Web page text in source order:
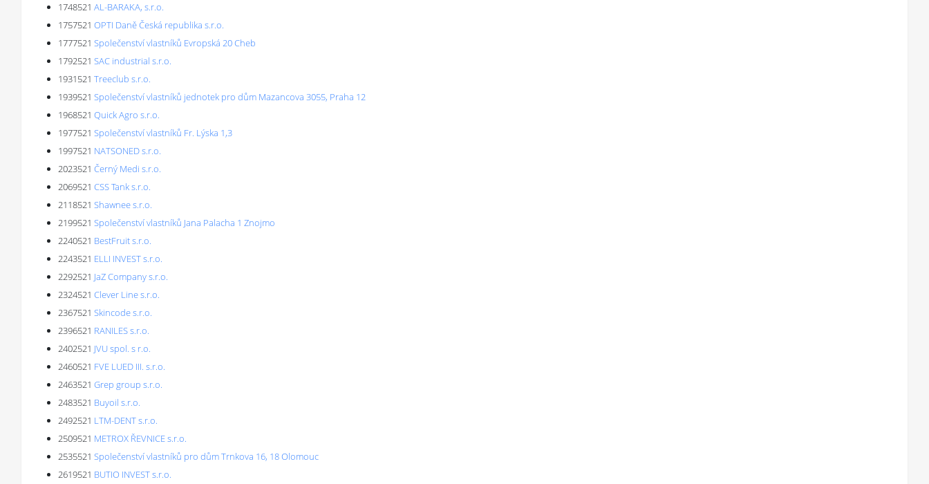
1748521 AL-BARAKA, s.r.o.
1757521 OPTI Daně Česká republika s.r.o.
1777521 Společenství vlastníků Evropská 20 Cheb
1792521 SAC industrial s.r.o.
1931521 Treeclub s.r.o.
1939521 Společenství vlastníků jednotek pro dům Mazancova 3055, Praha 12
1968521 Quick Agro s.r.o.
1977521 Společenství vlastníků Fr. Lýska 1,3
1997521 NATSONED s.r.o.
2023521 Černý Medi s.r.o.
2069521 CSS Tank s.r.o.
2118521 Shawnee s.r.o.
2199521 Společenství vlastníků Jana Palacha 1 Znojmo
2240521 BestFruit s.r.o.
2243521 ELLI INVEST s.r.o.
2292521 JaZ Company s.r.o.
2324521 Clever Line s.r.o.
2367521 Skincode s.r.o.
2396521 RANILES s.r.o.
2402521 JVU spol. s r.o.
2460521 FVE LUED III. s.r.o.
2463521 Grep group s.r.o.
2483521 Buyoil s.r.o.
2492521 LTM-DENT s.r.o.
2509521 METROX ŘEVNICE s.r.o.
2535521 Společenství vlastníků pro dům Trnkova 16, 18 Olomouc
2619521 BUTIO INVEST s.r.o.